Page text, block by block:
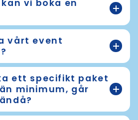
vi boka en
vårt event
ett specifikt paket
minimum, går